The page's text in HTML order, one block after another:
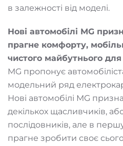
в залежності від моделі.
Нові автомобілі MG
прагне комфорту,
чистого майбутнього
MG пропонує
модельний ряд
Нові автомобілі MG
декількох щасливчиків,
послідовників, але в
прагне зробити своє